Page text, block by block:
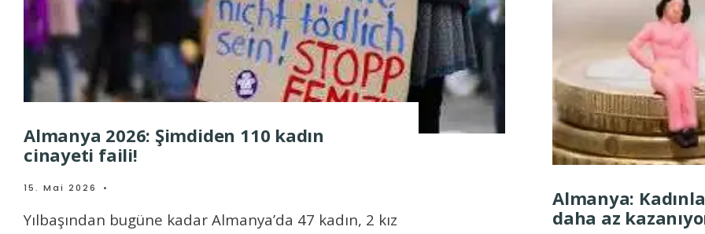
Almanya 2026: Şimdiden 110 kadın
cinayeti faili!
15. Mai 2026 •
Yılbaşından bugüne kadar Almanya’da 47 kadın, 2 kız
Almanya:
daha az